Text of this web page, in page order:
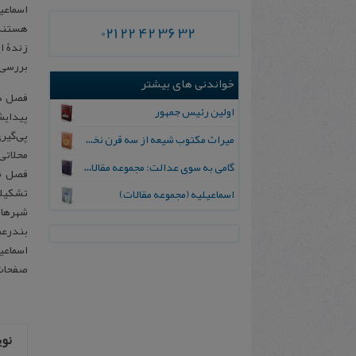
زندۀ
فصل
فصل
021 22 42 36 32
خواندنی های بیشتر
اولین رئیس جمهور
میراث مکتوب شیعه از سه قرن نخستین هجری
گامی به سوی عدالت: مجموعه مقالات
اسماعیلیه (مجموعه مقالات)